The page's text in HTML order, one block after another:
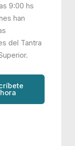
9:00 hs
han
del Tantra